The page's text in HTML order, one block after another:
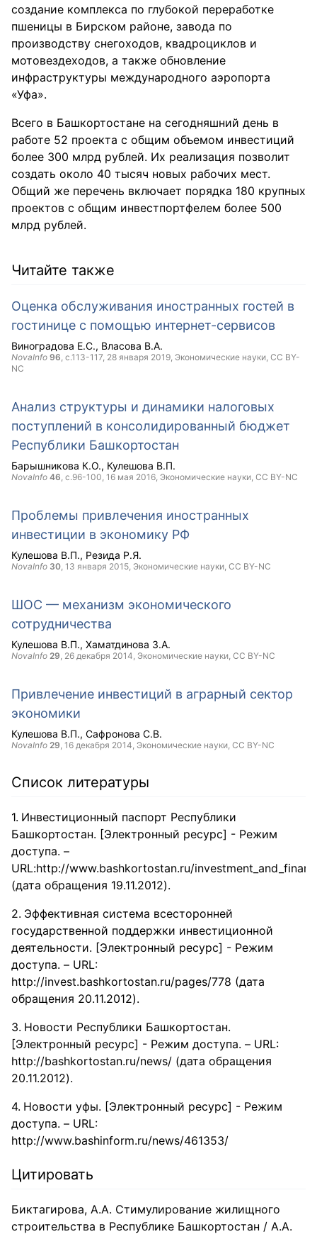
создание комплекса по глубокой переработке
пшеницы в Бирском районе, завода по
производству снегоходов, квадроциклов и
мотовездеходов, а также обновление
инфраструктуры международного аэропорта
«Уфа».
Всего в Башкортостане на сегодняшний день в
работе 52 проекта с общим объемом инвестиций
более 300 млрд рублей. Их реализация позволит
создать около 40 тысяч новых рабочих мест.
Общий же перечень включает порядка 180 крупных
проектов с общим инвестпортфелем более 500
млрд рублей.
Читайте также
Оценка обслуживания иностранных гостей в
гостинице с помощью интернет-сервисов
Виноградова Е.С. Власова В.А.
NovaInfo 96, с.113-117, 28 января 2019, Экономические науки, CC BY-
NC
Анализ структуры и динамики налоговых
поступлений в консолидированный бюджет
Республики Башкортостан
Барышникова К.О. Кулешова В.П.
NovaInfo 46, с.96-100, 16 мая 2016, Экономические науки, CC BY-NC
Проблемы привлечения иностранных
инвестиции в экономику РФ
Кулешова В.П. Резида Р.Я.
NovaInfo 30, 13 января 2015, Экономические науки, CC BY-NC
ШОС — механизм экономического
сотрудничества
Кулешова В.П. Хаматдинова З.А.
NovaInfo 29, 26 декабря 2014, Экономические науки, CC BY-NC
Привлечение инвестиций в аграрный сектор
экономики
Кулешова В.П. Сафронова С.В.
NovaInfo 29, 16 декабря 2014, Экономические науки, CC BY-NC
Список литературы
Инвестиционный паспорт Республики
Башкортостан. [Электронный ресурс] - Режим
доступа. –
URL:http://www.bashkortostan.ru/
(дата обращения 19.11.2012).
Эффективная система всесторонней
государственной поддержки инвестиционной
деятельности. [Электронный ресурс] - Режим
доступа. – URL:
http://invest.bashkortostan.ru/pages/778 (дата
обращения 20.11.2012).
Новости Республики Башкортостан.
[Электронный ресурс] - Режим доступа. – URL:
http://bashkortostan.ru/news/ (дата обращения
20.11.2012).
Новости уфы. [Электронный ресурс] - Режим
доступа. – URL:
http://www.bashinform.ru/news/461353/
Цитировать
Биктагирова, А.А. Стимулирование жилищного
строительства в Республике Башкортостан / А.А.